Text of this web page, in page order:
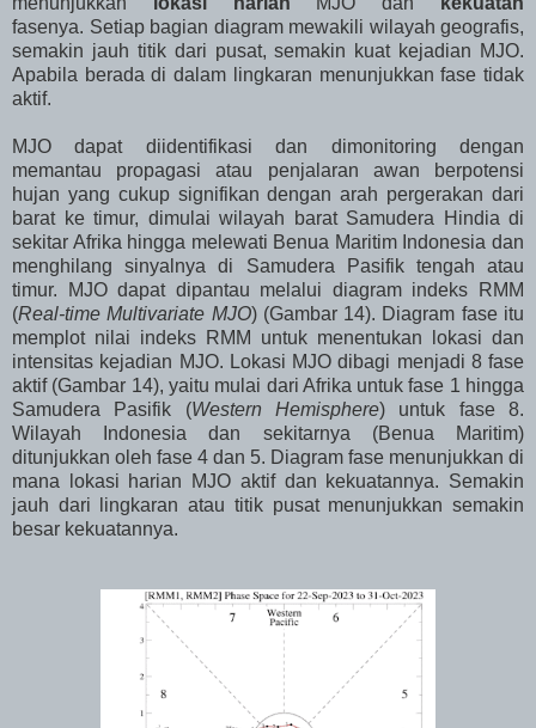
fasenya. Setiap bagian diagram mewakili wilayah geografis,
semakin jauh titik dari pusat, semakin kuat kejadian MJO.
Apabila berada di dalam lingkaran menunjukkan fase tidak
aktif.
MJO dapat diidentifikasi dan dimonitoring dengan
memantau propagasi atau penjalaran awan berpotensi
hujan yang cukup signifikan dengan arah pergerakan dari
barat ke timur, dimulai wilayah barat Samudera Hindia di
sekitar Afrika hingga melewati Benua Maritim Indonesia dan
menghilang sinyalnya di Samudera Pasifik tengah atau
timur. MJO dapat dipantau melalui diagram indeks RMM
(Real-time Multivariate MJO) (Gambar 14). Diagram fase itu
memplot nilai indeks RMM untuk menentukan lokasi dan
intensitas kejadian MJO. Lokasi MJO dibagi menjadi 8 fase
aktif (Gambar 14), yaitu mulai dari Afrika untuk fase 1 hingga
Samudera Pasifik (Western Hemisphere) untuk fase 8.
Wilayah Indonesia dan sekitarnya (Benua Maritim)
ditunjukkan oleh fase 4 dan 5. Diagram fase menunjukkan di
mana lokasi harian MJO aktif dan kekuatannya. Semakin
jauh dari lingkaran atau titik pusat menunjukkan semakin
besar kekuatannya.